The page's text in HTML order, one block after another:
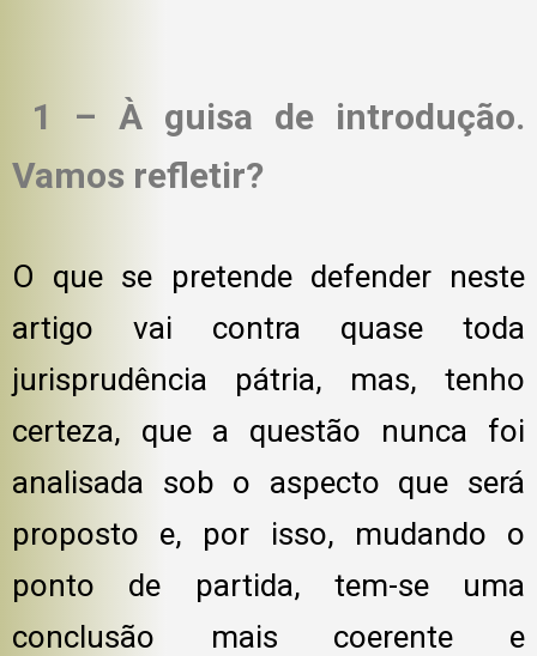
1 – À guisa de introdução.
Vamos refletir?
O que se pretende defender neste
artigo vai contra quase toda
jurisprudência pátria, mas, tenho
certeza, que a questão nunca foi
analisada sob o aspecto que será
proposto e, por isso, mudando o
ponto de partida, tem-se uma
conclusão mais coerente e